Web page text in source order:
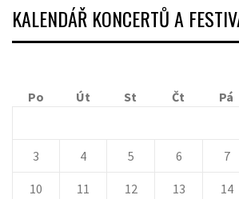
KALENDÁŘ KONCERTŮ A
Po
Út St Čt Pá
3 4 5 6 7
10 11 12 13 14